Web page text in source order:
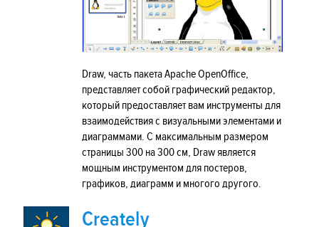
Draw, часть пакета Apache OpenOffice,
представляет собой графический редактор,
который предоставляет вам инструменты для
взаимодействия с визуальными элементами и
диаграммами. С максимальным размером
страницы 300 на 300 см, Draw является
мощным инструментом для постеров,
графиков, диаграмм и многого другого.
Creately